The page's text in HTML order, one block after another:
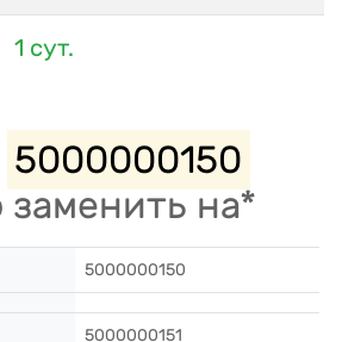
1 сут.
5000000150
заменить на*
5000000150
5000000151